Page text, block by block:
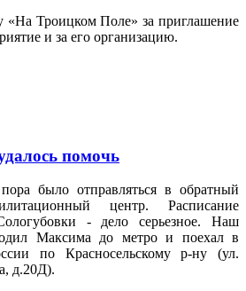
«На Троицком Поле» за приглашение
и за его организацию.
помочь
пора было отправляться в обратный
центр. Расписание
- дело серьезное. Наш
Максима до метро и поехал в
по Красносельскому р-ну (ул.
д.20Д).